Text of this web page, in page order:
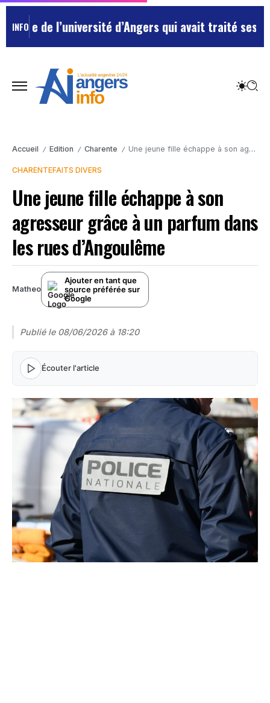
INFO
de l’université d’Angers qui avait traité ses chefs
Accueil / Edition / Charente / Une jeune fille échappe à son agresseur grâce à un parfum dans les rues d’Angoulême
CHARENTEFAITS DIVERS
Une jeune fille échappe à son
agresseur grâce à un parfum dans
les rues d’Angoulême
Matheo
Ajouter en tant que
source préférée sur
Google
Publié le 08/06/2026 à 18:20
Écouter l'article